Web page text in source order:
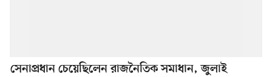
সেনাপ্রধান চেয়েছিলেন রাজনৈতিক সমাধান, জুলাই